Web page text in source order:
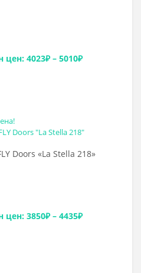
цен: 4023₽ – 5010₽
Doors «La Stella 218»
цен: 3850₽ – 4435₽
>